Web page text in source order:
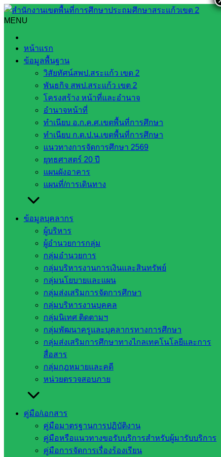
Skip
to
content
MENU
หน้าแรก
ข้อมูลพื้นฐาน
วิสัยทัศน์สพป.สระแก้ว เขต 2
พันธกิจ สพป.สระแก้ว เขต 2
โครงสร้าง หน้าที่และอำนาจ
อำนาจหน้าที่
ทำเนียบ อ.ก.ค.ศ.เขตพื้นที่การศึกษา
ทำเนียบ ก.ต.ป.น.เขตพื้นที่การศึกษา
แนวทางการจัดการศึกษา 2569
ยุทธศาสตร์ 20 ปี
แผนผังอาคาร
แผนที่/การเดินทาง
ข้อมูลบุคลากร
ผู้บริหาร
ผู้อำนวยการกลุ่ม
กลุ่มอำนวยการ
กลุ่มบริหารงานการเงินและสินทรัพย์
กลุ่มนโยบายและแผน
กลุ่มส่งเสริมการจัดการศึกษา
กลุ่มบริหารงานบุคคล
กลุ่มนิเทศ ติดตามฯ
กลุ่มพัฒนาครูและบุคลากรทางการศึกษา
กลุ่มส่งเสริมการศึกษาทางไกลเทคโนโลยีและการ
สื่อสาร
กลุ่มกฎหมายและคดี
หน่วยตรวจสอบภาย
คู่มือ/เอกสาร
คู่มือมาตรฐานการปฏิบัติงาน
คู่มือหรือแนวทางขอรับบริการสำหรับผู้มารับบริการ
คู่มือการจัดการเรื่องร้องเรียน
Search
การขยายชั้นเรียนระดับชั้นอนุบาล ๑ ของโรงเรียนบ้านละลมติม
(จิตรพลานุสนธิ์)
การขยายชั้นเรียนระดับชั้นอนุบาล ๑ ของ
โรงเรียนบ้านละลมติม (จิตรพลานุสนธิ์)
ตุลาคม 2, 2025ตุลาคม 2, 2025
นโยบายและแผน
กลุ่มนโยบายและแผน
วันพฤหัสบดีที่ ๒ ตุลาคม ๒๕๖๘ เวลา ๑๓.๐๐ น. นายสมคิด แตง
พรม ผอ.สพป.สระแก้ว เขต ๒ ได้มอบหมายให้ นายทนงศักดิ์ คง
เจริญสุข รอง ผอ.สพป.สระแก้ว เขต ๒ และคณะกรรมการ
พิจารณาความพร้อมของสถานศึกษาในการรับเด็กเข้าศึกษา
สำนักงานคณะกรรมการการศึกษาขั้นพื้นฐาน ปีการศึกษา
๒๕๖๙ ของสำนักงานเขตพื้นที่การศึกษาประถมศึกษาสระแก้ว
เขต ๒ เพื่อประเมินความพร้อมในการเปิดรับเด็กเข้าเรียนระดับ
ก่อนประถมศึกษา ในสถานศึกษาขั้นพื้นฐาน (สำหรับเด็กอายุ ๓
ปีบริบูรณ์) ณ โรงเรียนบ้านละลมติม (จิตรพลานุสนธิ์) ตำบลโคก
สูง อำเภอโคกสูง จังหวัดสระแก้ว
ครูและบุคลากรทางการศึกษา สำนักงานคณะกรรมการการ
ศึกษาขั้นพื้นฐาน